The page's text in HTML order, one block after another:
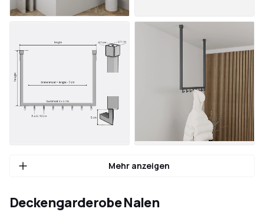
Mehr anzeigen
Deckengarderobe Nalen